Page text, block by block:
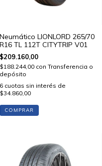
Neumático LIONLORD 265/70
R16 TL 112T CITYTRIP V01
$209.160,00
$188.244,00 con Transferencia o
depósito
6 cuotas sin interés de
$34.860,00
COMPRAR